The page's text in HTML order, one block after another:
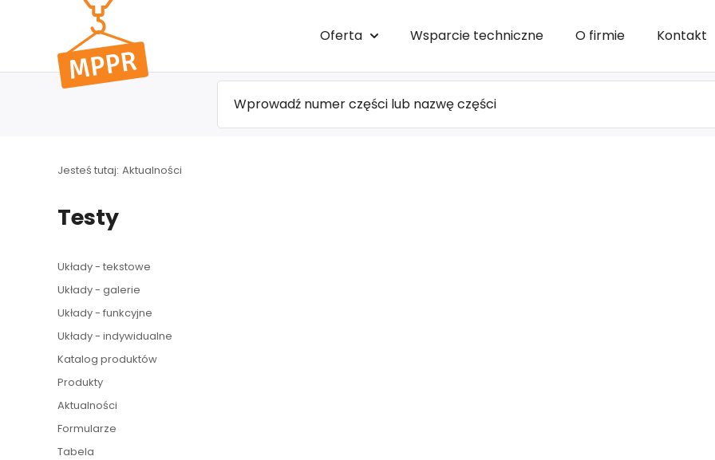
do menu
głównego
Oferta Wsparcie techniczne O firmie Kontakt
Jesteś tutaj: Aktualności
Testy
Układy - tekstowe
Układy - galerie
Układy - funkcyjne
Układy - indywidualne
Katalog produktów
Produkty
Aktualności
Formularze
Tabela